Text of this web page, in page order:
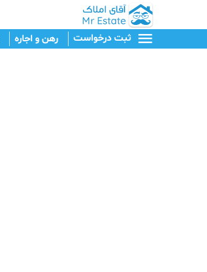
ثبت درخواست رهن و اجاره